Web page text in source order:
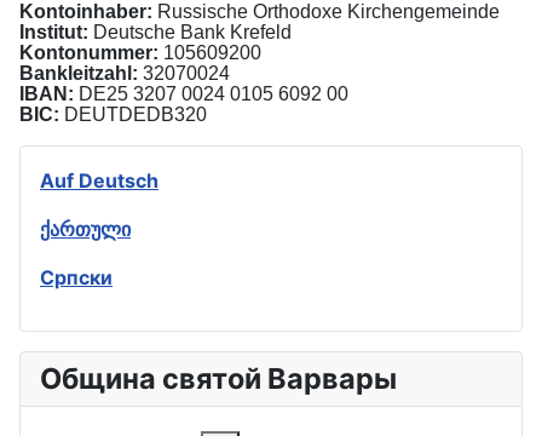
Kontoinhaber: Russische Orthodoxe Kirchengemeinde
Institut: Deutsche Bank Krefeld
Kontonummer: 105609200
Bankleitzahl: 32070024
IBAN: DE25 3207 0024 0105 6092 00
BIC: DEUTDEDB320
Auf Deutsch
ქართული
Српски
Община святой Варвары